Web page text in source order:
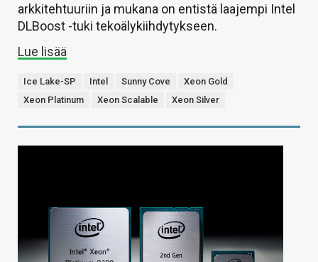
arkkitehtuuriin ja mukana on entistä laajempi Intel
DLBoost -tuki tekoälykiihdytykseen.
Lue lisää
Ice Lake-SP Intel Sunny Cove
Xeon Gold
Xeon Platinum
Xeon Scalable Xeon Silver